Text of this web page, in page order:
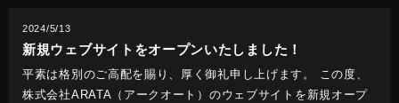
2024/5/13
新規ウェブサイトをオープンいたしました！
平素は格別のご高配を賜り、厚く御礼申し上げます。 この度、
株式会社ARATA（アークオート）のウェブサイトを新規オープ